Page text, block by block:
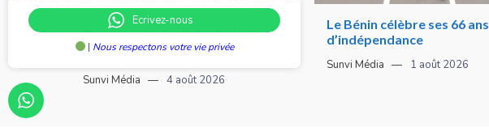
Leadership : Voici le top 6 des
femmes les plus influentes de
l’Afrique
Sunvi Média 4 août 2026
Le Bénin célèbre ses 66 ans
d’indépendance
Sunvi Média 1 août 2026
Ecrivez-nous
| Nous respectons votre vie privée